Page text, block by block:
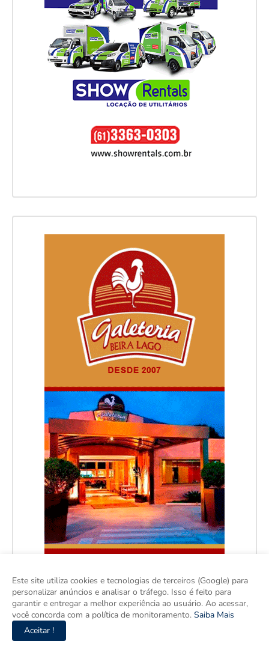
Este site utiliza cookies e tecnologias de terceiros (Google) para
personalizar anúncios e analisar o tráfego. Isso é feito para
garantir e entregar a melhor experiência ao usuário. Ao acessar,
você concorda com a política de monitoramento. Saiba Mais
Aceitar !